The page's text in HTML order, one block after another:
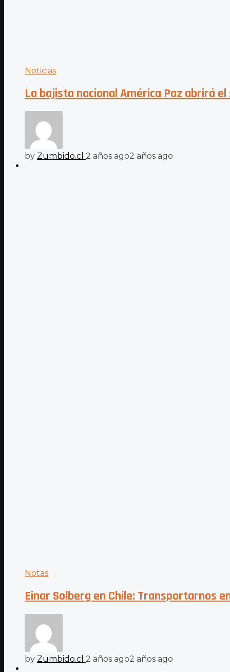
Noticias
La bajista nacional América Paz abrirá
by Zumbido.cl 2 años ago2 años ago
Notas
Einar Solberg en Chile: Transportarnos
by Zumbido.cl 2 años ago2 años ago